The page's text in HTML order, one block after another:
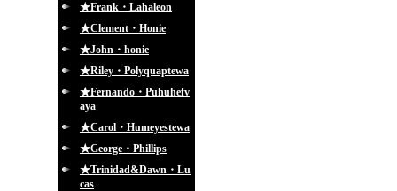
★Frank・Lahaleon
★Clement・Honie
★John・honie
★Riley・Polyquaptewa
★Fernando・Puhuhefv
aya
★Carol・Humeyestewa
★George・Phillips
★Trinidad&Dawn・Lu
cas